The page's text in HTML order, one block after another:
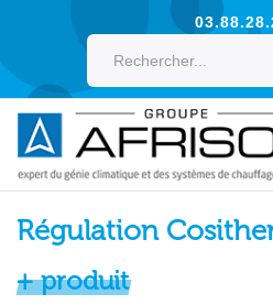
Régulation
+ produit